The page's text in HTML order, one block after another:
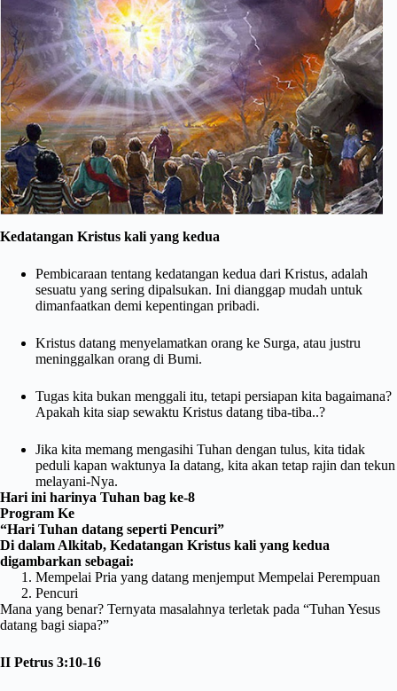
Kedatangan Kristus kali yang kedua
Pembicaraan tentang kedatangan kedua dari Kristus, adalah
sesuatu yang sering dipalsukan. Ini dianggap mudah untuk
dimanfaatkan demi kepentingan pribadi.
Kristus datang menyelamatkan orang ke Surga, atau justru
meninggalkan orang di Bumi.
Tugas kita bukan menggali itu, tetapi persiapan kita bagaimana?
Apakah kita siap sewaktu Kristus datang tiba-tiba..?
Jika kita memang mengasihi Tuhan dengan tulus, kita tidak
peduli kapan waktunya Ia datang, kita akan tetap rajin dan tekun
melayani-Nya.
Hari ini harinya Tuhan bag ke-8
Program Ke
“Hari Tuhan datang seperti Pencuri”
Di dalam Alkitab, Kedatangan Kristus kali yang kedua
digambarkan sebagai:
Mempelai Pria yang datang menjemput Mempelai Perempuan
Pencuri
Mana yang benar? Ternyata masalahnya terletak pada “Tuhan Yesus
datang bagi siapa?”
II Petrus 3:10-16